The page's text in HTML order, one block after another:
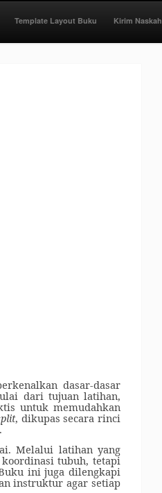
Template Layout Buku Kirim Naskah
dasar-dasar
dari tujuan latihan,
untuk memudahkan
, dikupas secara rinci
Melalui latihan yang
tubuh, tetapi
ini juga dilengkapi
instruktur agar setiap